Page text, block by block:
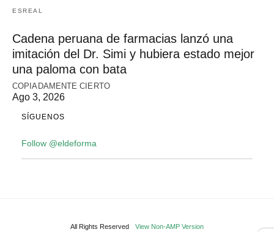
ESREAL
Cadena peruana de farmacias lanzó una
imitación del Dr. Simi y hubiera estado mejor
una paloma con bata
COPIADAMENTE CIERTO
Ago 3, 2026
SÍGUENOS
Follow @eldeforma
All Rights Reserved View Non-AMP Version